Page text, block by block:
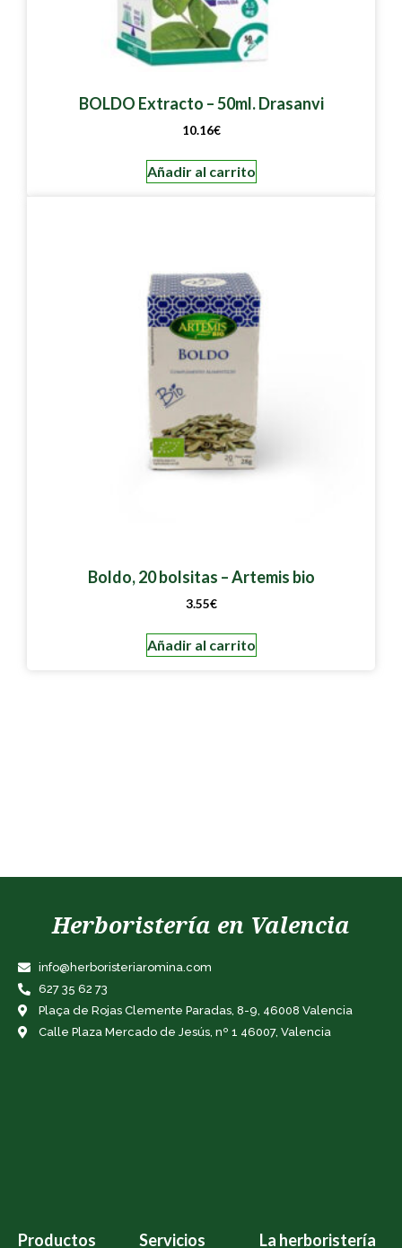
BOLDO Extracto – 50ml. Drasanvi
10.16€
Añadir al carrito
Boldo, 20 bolsitas – Artemis bio
3.55€
Añadir al carrito
Herboristería en Valencia
info@herboristeriaromina.com
627 35 62 73
Plaça de Rojas Clemente Paradas, 8-9, 46008 Valencia
Calle Plaza Mercado de Jesús, nº 1 46007, Valencia
Productos Servicios La herboristería